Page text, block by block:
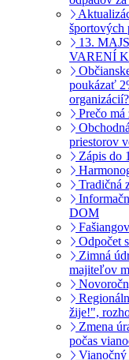
športových
13.
VARENÍ
poukázať
organizácií?
Prečo
priestorov
Zápis do
Tradičná
DOM
Odpočet
Zimná
majiteľov
žije!",
Zmena
počas
Vianočný